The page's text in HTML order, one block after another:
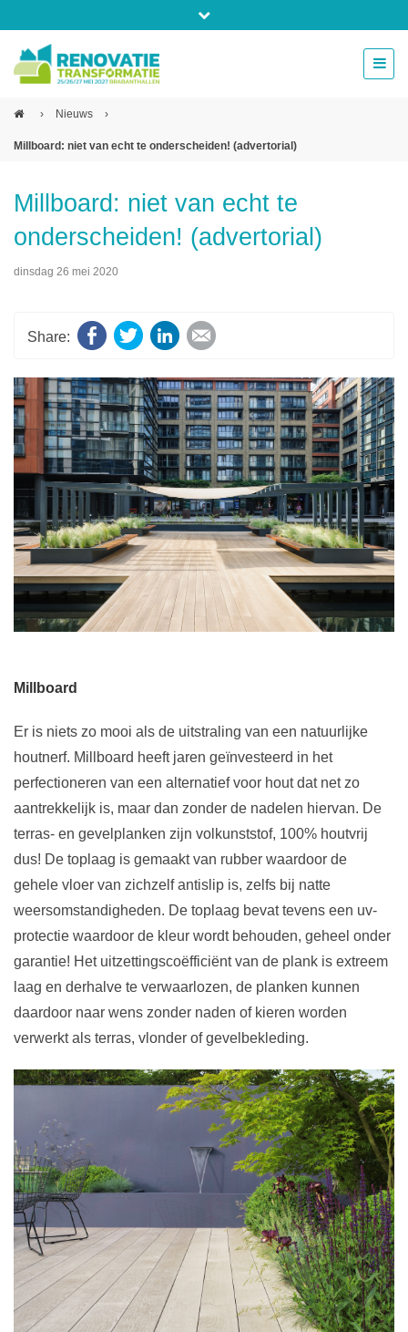
beurs@54events.nl
› Nieuws ›
Millboard: niet van echt te onderscheiden! (advertorial)
Millboard: niet van echt te
onderscheiden! (advertorial)
dinsdag 26 mei 2020
Facebook
Twitter LinkedIn
Millboard
Er is niets zo mooi als de uitstraling van een natuurlijke
houtnerf. Millboard heeft jaren geïnvesteerd in het
perfectioneren van een alternatief voor hout dat net zo
aantrekkelijk is, maar dan zonder de nadelen hiervan. De
terras- en gevelplanken zijn volkunststof, 100% houtvrij
dus! De toplaag is gemaakt van rubber waardoor de
gehele vloer van zichzelf antislip is, zelfs bij natte
weersomstandigheden. De toplaag bevat tevens een uv-
protectie waardoor de kleur wordt behouden, geheel onder
garantie! Het uitzettingscoëfficiënt van de plank is extreem
laag en derhalve te verwaarlozen, de planken kunnen
daardoor naar wens zonder naden of kieren worden
verwerkt als terras, vlonder of gevelbekleding.